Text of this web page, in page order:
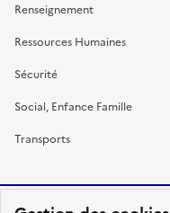
Renseignement
Ressources Humaines
Sécurité
Social, Enfance Famille
Transports